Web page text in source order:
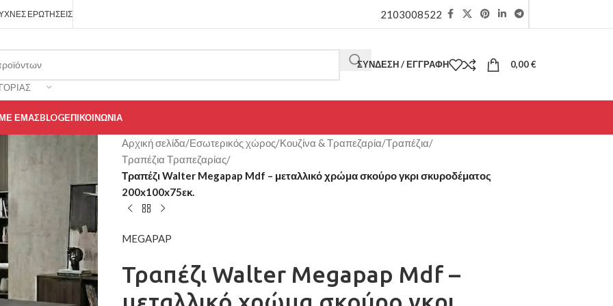
ΕΡΩΤΉΣΕΙΣ 2103008522
ΣΎΝΔΕΣΗ / ΕΓΓΡΑΦΉ 0,00€
ΕΜΆΣBLOGΕΠΙΚΟΙΝΩΝΊΑ
Αρχική σελίδα/Εσωτερικός χώρος/Κουζίνα & Τραπεζαρία/Τραπέζια/
Τραπέζια Τραπεζαρίας/
Τραπέζι Walter Megapap Mdf – μεταλλικό χρώμα σκούρο γκρι σκυροδέματος
200x100x75εκ.
MEGAPAP
Τραπέζι Walter Megapap Mdf –